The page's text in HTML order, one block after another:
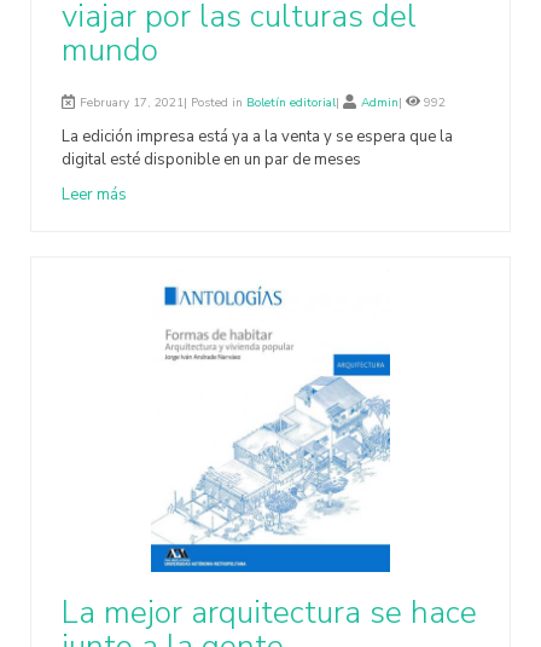
viajar por las culturas del
mundo
February 17, 2021| Posted in Boletín editorial| Admin| 992
La edición impresa está ya a la venta y se espera que la
digital esté disponible en un par de meses
Leer más
La mejor arquitectura se hace